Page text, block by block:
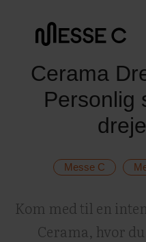
Cerama
Personlig
Messe C
Kom med til en
Cerama, hvor